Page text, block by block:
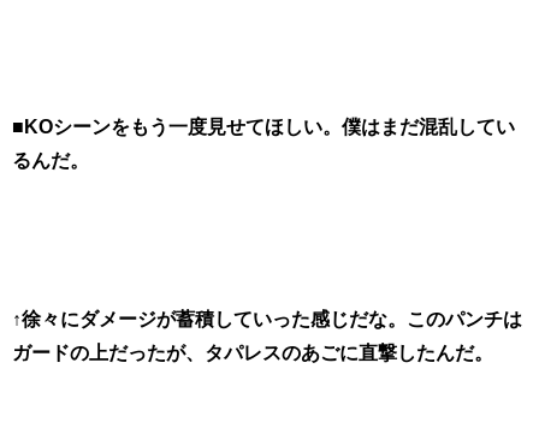
■KOシーンをもう一度見せてほしい。僕はまだ混乱してい
るんだ。
↑徐々にダメージが蓄積していった感じだな。このパンチは
ガードの上だったが、タパレスのあごに直撃したんだ。